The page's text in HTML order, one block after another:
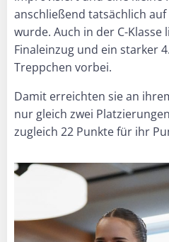
anschließend tatsächlich
wurde. Auch in der C-Klasse
Finaleinzug und ein starker
Treppchen vorbei.
Damit erreichten sie an
nur gleich zwei
zugleich 22 Punkte für ihr